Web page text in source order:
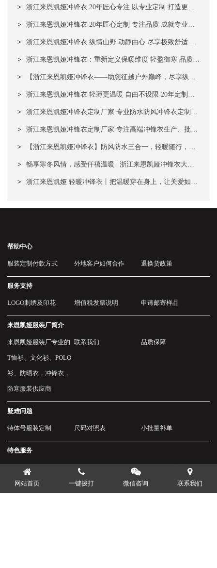
见证！我们专注打造兼具高性价比与专业性能的冲锋衣装
备，为每一位户外爱好者与合作伙伴提供值得信赖的优选产
品。
> 浙江来恩凯娅冲锋衣 20年匠心专注 以专业定制 打造更暖
更轻的品质之选！
> 浙江来恩凯娅冲锋衣 20年匠心定制 专注品质 成就专业品
质 赢得客户信赖
> 浙江来恩凯娅冲锋衣 纵情山野 动静由心 尽享极致舒适 轻
松应对恶劣天气​​
> 浙江来恩凯娅冲锋衣：重新定义保暖维度 轻盈御寒 品质护
航 户外全能伙伴
> 【浙江来恩凯娅冲锋衣——助您征越户外巅峰，尽享纵横
之乐】
> 浙江来恩凯娅冲锋衣 轻薄更温暖 自由不设限 20年定制老
厂提醒您来恩凯娅冲锋衣温暖始终相伴
> 浙江来恩凯娅冲锋衣定制厂家 专业防水防风冲锋衣定制与
批发 高端品质 时尚穿搭
> 浙江来恩凯娅冲锋衣定制厂家 专注高端冲锋衣生产、批发
专注高端冲锋衣 为企业团体提供专业防护装备
> 【浙江来恩凯娅冲锋衣】防风防水三合一，轻暖随行，定
制企业专属印记 全国发货 欢迎合作
> 畅享寒冬风情，感受仟禧温暖 | 浙江来恩凯娅冲锋衣大型
批发基地 20年专业定制经验
> 浙江来恩凯娅 轻暖冲锋衣丨把温暖穿在身上，让关爱如影
帮助中心
服装定制付款方式 外地客户如何合作 退换货政策
服务支持
LOGO刺绣及印花 增值税发票说明 申请邮寄样品
来恩凯娅服装厂简介
来恩凯娅服装厂专业的
T恤衫、文化衫、POLO
衫、防晒衣，冲锋衣，
防寒服装供应商
联系我们 品质保障
疑难问题
特体号服装定制 尺码对照表 小批量补单
特色服务
有问必答 免费上门服务
网站首页 一键拨打 微信咨询 联系我们